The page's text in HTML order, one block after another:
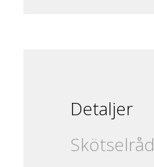
Detaljer
Skötselråd